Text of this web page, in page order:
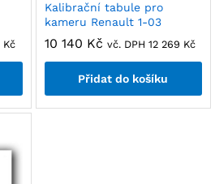
Kč
Kalibrační tabule pro
kameru Renault 1-03
10 140 Kč vč. DPH 12 269 Kč
Přidat do košíku